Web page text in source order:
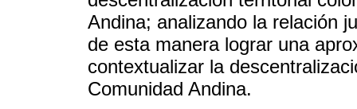
Andina; analizando la relación
de esta manera lograr una
contextualizar la
Comunidad Andina.